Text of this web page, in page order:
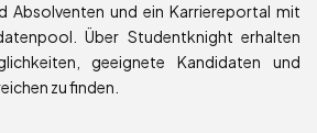
Absolventen und ein Karriereportal mit
Über Studentknight erhalten
geeignete Kandidaten und
zu finden.